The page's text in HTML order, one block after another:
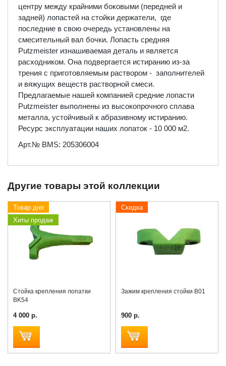
центру между крайними боковыми (передней и
задней) лопастей на стойки держатели, где
последние в свою очередь установлены на
смесительный вал бочки. Лопасть средняя
Putzmeister изнашиваемая деталь и является
расходником. Она подвергается истиранию из-за
трения с приготовляемым раствором - заполнителей
и вяжущих веществ растворной смеси.
Предлагаемые нашей компанией средние лопасти
Putzmeister выполнены из высокопрочного сплава
металла, устойчивый к абразивному истиранию.
Ресурс эксплуатации наших лопаток - 10 000 м2.
Арт.№ BMS: 205306004
Другие товары этой коллекции
Товар дня
Хиты продаж
Стойка крепления лопатки
BK54
4 000 р.
Скидка
Зажим крепления стойки B01
900 р.